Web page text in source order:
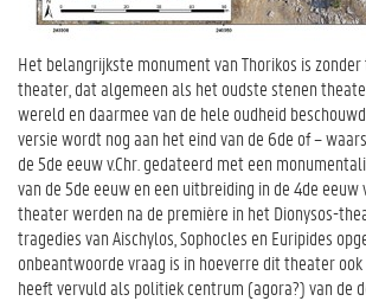
Het belangrijkste monument van Thorikos is
theater, dat algemeen als het oudste stenen
wereld en daarmee van de hele oudheid
versie wordt nog aan het eind van de 6de of –
de 5de eeuw v.Chr. gedateerd met een
van de 5de eeuw en een uitbreiding in de 4de eeuw
theater werden na de première in het Dionysos-
tragedies van Aischylos, Sophocles en Euripides
onbeantwoorde vraag is in hoeverre dit theater
heeft vervuld als politiek centrum (agora?) van de